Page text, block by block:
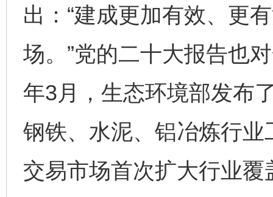
出：“建成更加有效、更
场。”党的二十大报告也
年3月，生态环境部发布
钢铁、水泥、铝冶炼行
交易市场首次扩大行业覆